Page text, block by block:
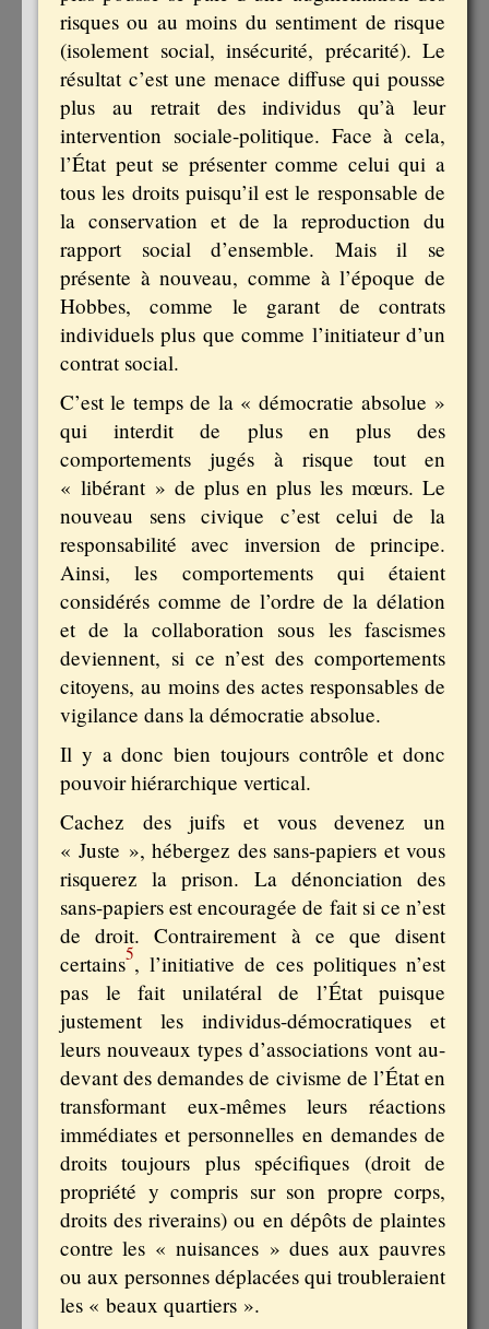
risques ou au moins du sentiment de risque
(isolement social, insécurité, précarité). Le
résultat c’est une menace diffuse qui pousse
plus au retrait des individus qu’à leur
intervention sociale-politique. Face à cela,
l’État peut se présenter comme celui qui a
tous les droits puisqu’il est le responsable de
la conservation et de la reproduction du
rapport social d’ensemble. Mais il se
présente à nouveau, comme à l’époque de
Hobbes, comme le garant de contrats
individuels plus que comme l’initiateur d’un
contrat social.
C’est le temps de la « démocratie absolue »
qui interdit de plus en plus des
comportements jugés à risque tout en
« libérant » de plus en plus les mœurs. Le
nouveau sens civique c’est celui de la
responsabilité avec inversion de principe.
Ainsi, les comportements qui étaient
considérés comme de l’ordre de la délation
et de la collaboration sous les fascismes
deviennent, si ce n’est des comportements
citoyens, au moins des actes responsables de
vigilance dans la démocratie absolue.
Il y a donc bien toujours contrôle et donc
pouvoir hiérarchique vertical.
Cachez des juifs et vous devenez un
« Juste », hébergez des sans-papiers et vous
risquerez la prison. La dénonciation des
sans-papiers est encouragée de fait si ce n’est
de droit. Contrairement à ce que disent
certains5, l’initiative de ces politiques n’est
pas le fait unilatéral de l’État puisque
justement les individus-démocratiques et
leurs nouveaux types d’associations vont au-
devant des demandes de civisme de l’État en
transformant eux-mêmes leurs réactions
immédiates et personnelles en demandes de
droits toujours plus spécifiques (droit de
propriété y compris sur son propre corps,
droits des riverains) ou en dépôts de plaintes
contre les « nuisances » dues aux pauvres
ou aux personnes déplacées qui troubleraient
les « beaux quartiers ».